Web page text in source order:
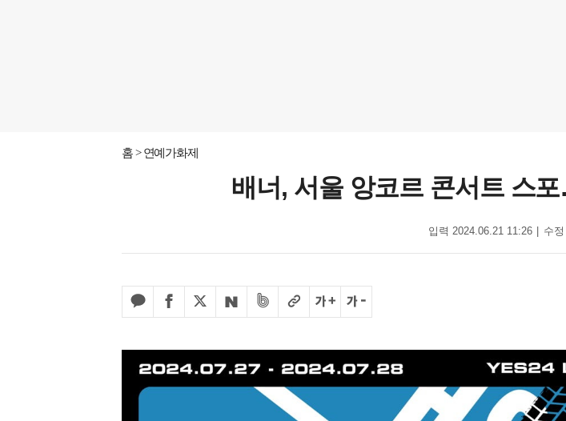
홈 연예가화제
배너, 서울 앙코르 콘서트 스
입력 2024.06.21 11:26 수